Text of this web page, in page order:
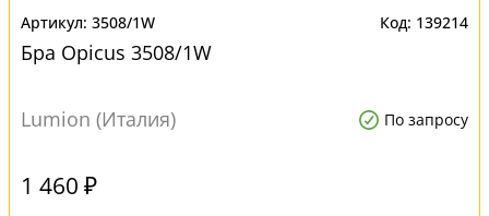
3508/1W 139214
Бра Opicus 3508/1W
Lumion (Италия) По запросу
1 460 ₽